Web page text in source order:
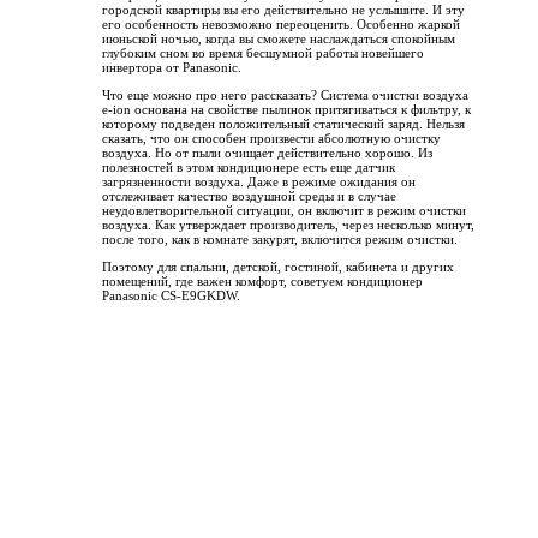
городской квартиры вы его действительно не услышите. И эту
его особенность невозможно переоценить. Особенно жаркой
июньской ночью, когда вы сможете наслаждаться спокойным
глубоким сном во время бесшумной работы новейшего
инвертора от Panasonic.
Что еще можно про него рассказать? Система очистки воздуха
e-ion основана на свойстве пылинок притягиваться к фильтру, к
которому подведен положительный статический заряд. Нельзя
сказать, что он способен произвести абсолютную очистку
воздуха. Но от пыли очищает действительно хорошо. Из
полезностей в этом кондиционере есть еще датчик
загрязненности воздуха. Даже в режиме ожидания он
отслеживает качество воздушной среды и в случае
неудовлетворительной ситуации, он включит в режим очистки
воздуха. Как утверждает производитель, через несколько минут,
после того, как в комнате закурят, включится режим очистки.
Поэтому для спальни, детской, гостиной, кабинета и других
помещений, где важен комфорт, советуем кондиционер
Panasonic CS-E9GKDW.